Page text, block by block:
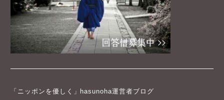
「ニッポンを優しく」hasunoha運営者ブログ